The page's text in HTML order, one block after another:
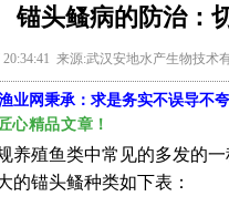
锚头鳋病的防治：
20:34:41 来源:武汉安地水产生物技术
业网秉承：求是务实不误导不
心精品文章！
养殖鱼类中常见的多发的
的锚头鳋种类如下表：